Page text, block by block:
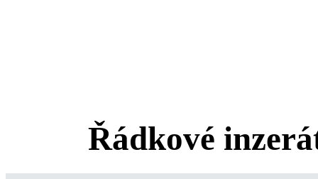
Řádkové